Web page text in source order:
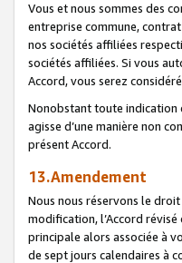
Vous et nous sommes des
entreprise commune,
nos sociétés affiliées
sociétés affiliées. Si vous
Accord, vous serez
Nonobstant toute indication
agisse d’une manière non
présent Accord.
13.Amendement
Nous nous réservons le
modification, l’Accord
principale alors associée à
de sept jours calendaires à